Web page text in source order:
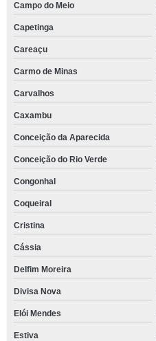
Campo do Meio
Capetinga
Careaçu
Carmo de Minas
Carvalhos
Caxambu
Conceição da Aparecida
Conceição do Rio Verde
Congonhal
Coqueiral
Cristina
Cássia
Delfim Moreira
Divisa Nova
Elói Mendes
Estiva